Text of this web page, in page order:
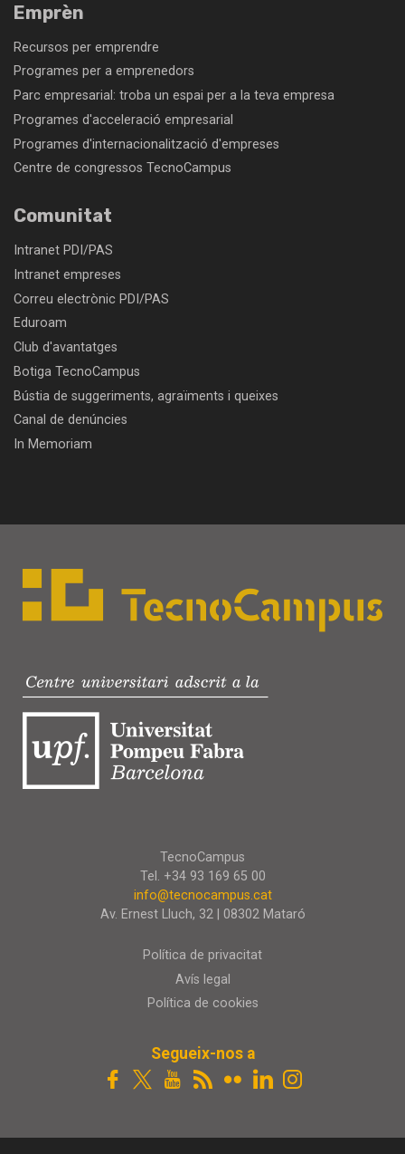
Emprèn
Recursos per emprendre
Programes per a emprenedors
Parc empresarial: troba un espai per a la teva empresa
Programes d'acceleració empresarial
Programes d'internacionalització d'empreses
Centre de congressos TecnoCampus
Comunitat
Intranet PDI/PAS
Intranet empreses
Correu electrònic PDI/PAS
Eduroam
Club d'avantatges
Botiga TecnoCampus
Bústia de suggeriments, agraïments i queixes
Canal de denúncies
In Memoriam
TecnoCampus
Tel. +34 93 169 65 00
info@tecnocampus.cat
Av. Ernest Lluch, 32 | 08302 Mataró
Política de privacitat
Avís legal
Política de cookies
Segueix-nos a